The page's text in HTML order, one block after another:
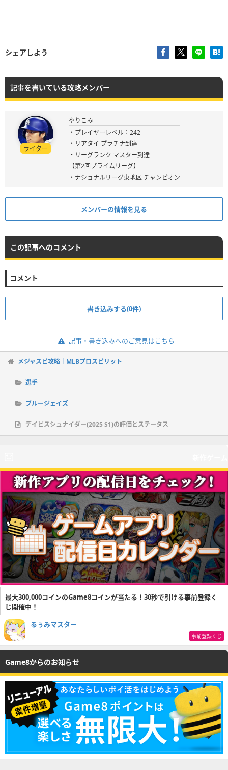
シェアしよう
記事を書いている攻略メンバー
ライター
やりこみ
・プレイヤーレベル：242
・リアタイ プラチナ到達
・リーグランク マスター到達
【第2回プライムリーグ】
・ナショナルリーグ東地区 チャンピオン
メンバーの情報を見る
この記事へのコメント
コメント
書き込みする(0件)
記事・書き込みへのご意見はこちら
メジャスピ攻略｜MLBプロスピリット
選手
ブルージェイズ
デイビスシュナイダー(2025 S1)の評価とステータス
最大300,000コインのGame8コインが当たる！30秒で引ける事前登録く
じ開催中！
るぅみマスター
事前登録くじ
Game8からのお知らせ